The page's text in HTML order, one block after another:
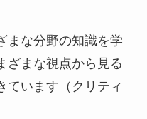
まな分野の知識を学
ざまな視点から見る
ています（クリティ